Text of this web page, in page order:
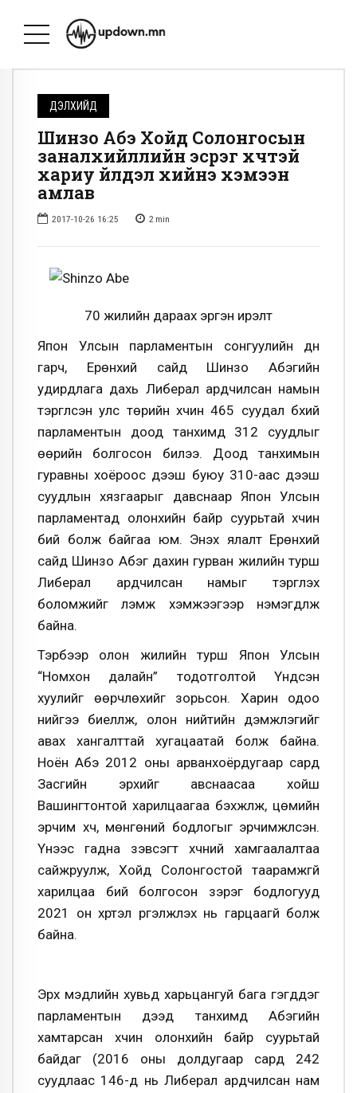
ДЭЛХИЙД
Шинзо Абэ Хойд Солонгосын
заналхийллийн эсрэг хүчтэй
хариу үйлдэл хийнэ хэмээн
амлав
2017-10-26 16:25 2 min
70 жилийн дараах эргэн ирэлт
Япон Улсын парламентын сонгуулийн дүн
гарч, Ерөнхий сайд Шинзо Абэгийн
удирдлага дахь Либерал ардчилсан намын
тэргүүлсэн улс төрийн хүчин 465 суудал бүхий
парламентын доод танхимд 312 суудлыг
өөрийн болгосон билээ. Доод танхимын
гуравны хоёроос дээш буюу 310-аас дээш
суудлын хязгаарыг давснаар Япон Улсын
парламентад олонхийн байр суурьтай хүчин
бий болж байгаа юм. Энэхүү ялалт Ерөнхий
сайд Шинзо Абэг дахин гурван жилийн турш
Либерал ардчилсан намыг тэргүүлэх
боломжийг үлэмж хэмжээгээр нэмэгдүүлж
байна.
Тэрбээр олон жилийн турш Япон Улсын
“Номхон далайн” тодотголтой Үндсэн
хуулийг өөрчлөхийг зорьсон. Харин одоо
үүнийгээ биелүүлж, олон нийтийн дэмжлэгийг
авах хангалттай хугацаатай болж байна.
Ноён Абэ 2012 оны арванхоёрдугаар сард
Засгийн эрхийг авснаасаа хойш
Вашингтонтой харилцаагаа бэхжүүлж, цөмийн
эрчим хүч, мөнгөний бодлогыг эрчимжүүлсэн.
Үүнээс гадна зэвсэгт хүчний хамгаалалтаа
сайжруулж, Хойд Солонгостой таарамжгүй
харилцаа бий болгосон зэрэг бодлогууд
2021 он хүртэл үргэлжлэх нь гарцаагүй болж
байна.
Эрх мэдлийн хувьд харьцангуй бага гэгддэг
парламентын дээд танхимд Абэгийн
хамтарсан хүчин олонхийн байр суурьтай
байдаг (2016 оны долдугаар сард 242
суудлаас 146-д нь Либерал ардчилсан нам